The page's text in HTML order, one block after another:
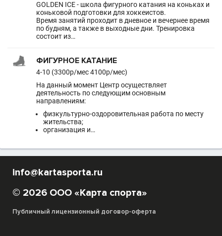
GOLDEN ICE - школа фигурного катания на коньках и
коньковой подготовки для хоккеистов.
Время занятий проходит в дневное и вечернее время
по будням, а также в выходные дни. Тренировка
состоит из…
ФИГУРНОЕ КАТАНИЕ
4-10 (3300р/мес 4100р/мес)
На данный момент Центр осуществляет
деятельность по следующим основным
направлениям:
физкультурно-оздоровительная работа по месту
жительства;
организация и…
info@kartasporta.ru
© 2026 ООО «Карта спорта»
Публичный лицензионный договор-оферта